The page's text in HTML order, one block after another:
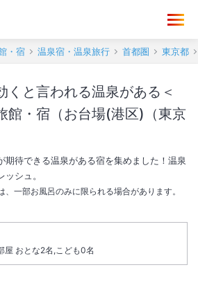
・宿 温泉宿・温泉旅行 首都圏 東京都
くと言われる温泉がある＜
館・宿（お台場(港区)（東京
期待できる温泉がある宿を集めました！温泉
シュ。
、一部お風呂のみに限られる場合があります。
屋 おとな2名,こども0名